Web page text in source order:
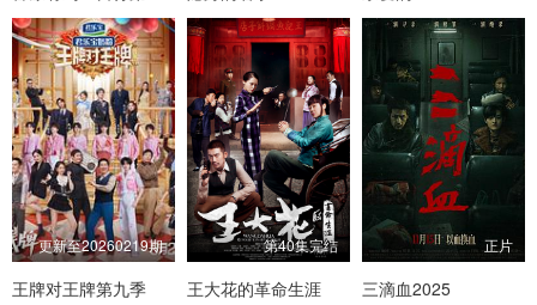
更新至20260219期
王牌对王牌第九季
第40集完结
王大花的革命生涯
正片
三滴血2025